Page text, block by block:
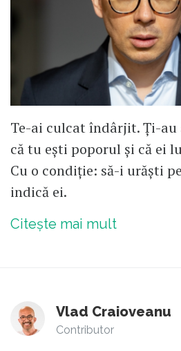
Te-ai culcat îndârjit. Ți-au
că tu ești poporul și că ei
Cu o condiție: să-i urăști
indică ei.
Citește mai mult
Vlad Craioveanu
Contributor